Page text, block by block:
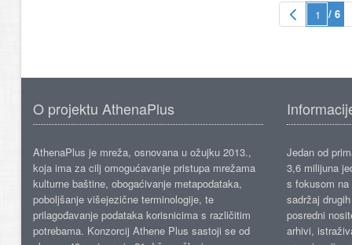
/ 6
O projektu AthenaPlus
AthenaPlus je mreža, osnovana u ožujku 2013.,
koja ima za cilj omogućavanje pristupa mrežama
kulturne baštine, obogaćivanje metapodataka,
poboljšanje višejezične terminologije, te
prilagođavanje podataka korisnicima s različitim
potrebama. Konzorcij Athene Plus sastoji se od
Jedan od
3,6 milijuna
s fokusom
sadržaj
posredni
arhivi,